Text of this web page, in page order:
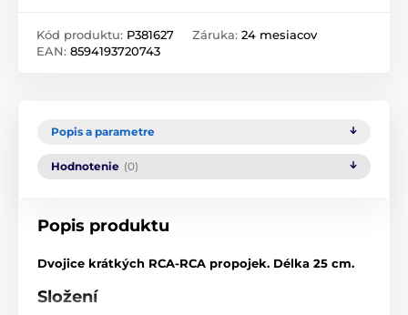
Kód produktu: P381627
EAN: 8594193720743
Záruka: 24 mesiacov
Popis a parametre
Hodnotenie (0)
Popis produktu
Dvojice krátkých RCA-RCA propojek. Délka 25 cm.
Složení